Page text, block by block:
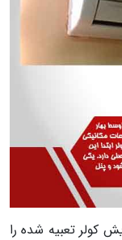
کولر تعبیه شده را